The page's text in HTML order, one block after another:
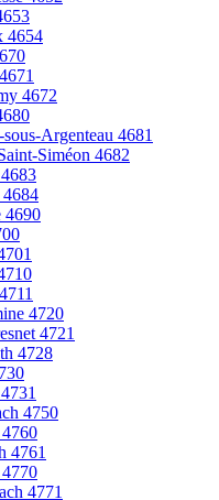
4654
4672
Argenteau 4681
Siméon 4682
4684
4690
4720
4721
4728
4750
4761
4771